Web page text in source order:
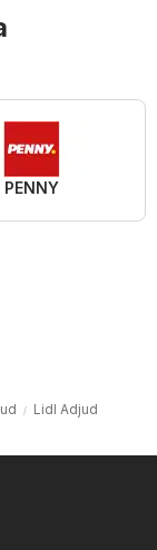
PENNY
Lidl Adjud